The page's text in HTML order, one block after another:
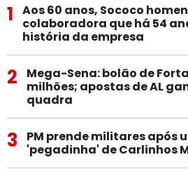
1
Aos 60 anos, Sococo
colaboradora que há 54
história da empresa
2
Mega-Sena: bolão de
milhões; apostas de AL
quadra
3
PM prende militares após
'pegadinha' de Carlinhos